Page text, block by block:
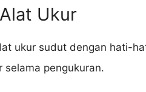
Ukur
ukur sudut dengan hati-
pengukuran.